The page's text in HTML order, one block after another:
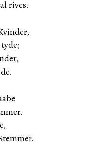
rives.